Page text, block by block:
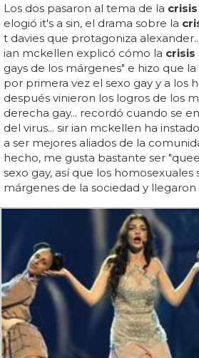
Los dos pasaron al tema de la crisis
elogió it's a sin, el drama sobre la
t davies que protagoniza
ian mckellen explicó cómo la crisis
gays de los márgenes" e hizo que
por primera vez el sexo gay y a los
después vinieron los logros de los
derecha gay... recordó cuando se
del virus... sir ian mckellen ha
a ser mejores aliados de la
hecho, me gusta bastante ser
sexo gay, así que los homosexuales
márgenes de la sociedad y llegaron